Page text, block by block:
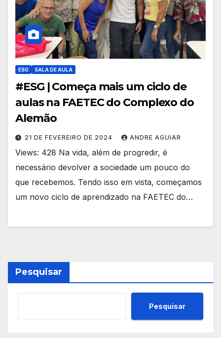
ESG SALA DE AULA
#ESG | Começa mais um ciclo de
aulas na FAETEC do Complexo do
Alemão
21 DE FEVEREIRO DE 2024 ANDRE AGUIAR
Views: 428 Na vida, além de progredir, é
necessário devolver a sociedade um pouco do
que recebemos. Tendo isso em vista, começamos
um novo ciclo de aprendizado na FAETEC do…
Pesquisar
Pesquisar